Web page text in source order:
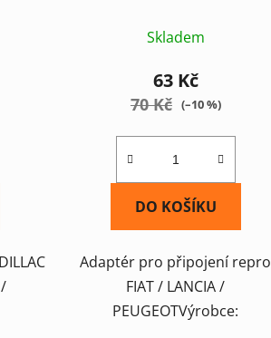
Skladem
63 Kč
70 Kč (–10 %)
DO KOŠÍKU
Adaptér pro připojení repro
FIAT / LANCIA /
PEUGEOTVýrobce: